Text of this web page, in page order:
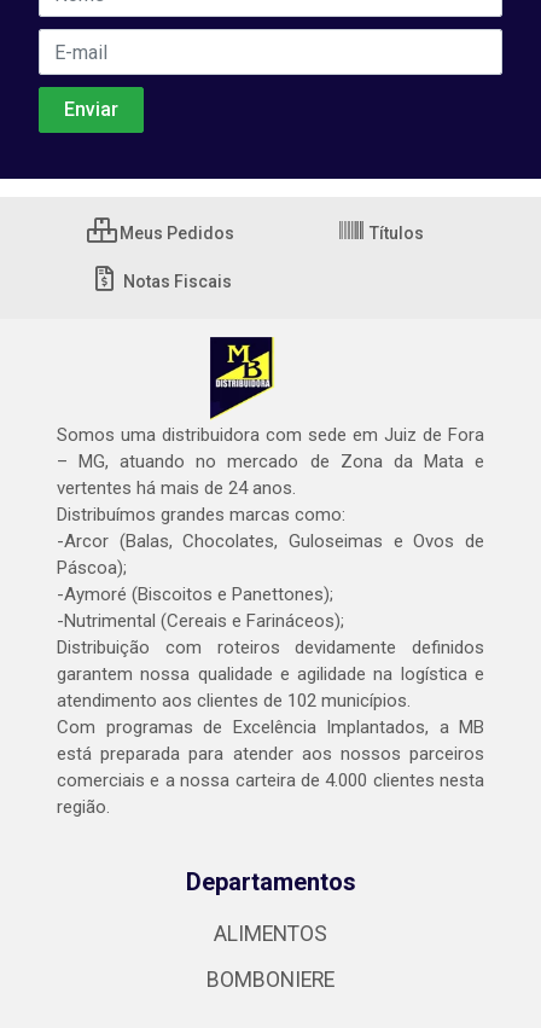
Meus Pedidos Títulos
Notas Fiscais
Somos uma distribuidora com sede em Juiz de Fora
– MG, atuando no mercado de Zona da Mata e
vertentes há mais de 24 anos.
Distribuímos grandes marcas como:
-Arcor (Balas, Chocolates, Guloseimas e Ovos de
Páscoa);
-Aymoré (Biscoitos e Panettones);
-Nutrimental (Cereais e Farináceos);
Distribuição com roteiros devidamente definidos
garantem nossa qualidade e agilidade na logística e
atendimento aos clientes de 102 municípios.
Com programas de Excelência Implantados, a MB
está preparada para atender aos nossos parceiros
comerciais e a nossa carteira de 4.000 clientes nesta
região.
Departamentos
ALIMENTOS
BOMBONIERE